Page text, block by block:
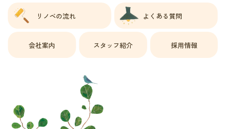
リノベの流れ よくある質問
会社案内 スタッフ紹介 採用情報